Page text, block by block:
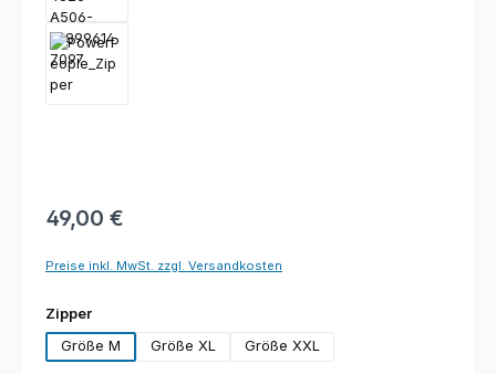
49,00 €
Preise inkl. MwSt. zzgl. Versandkosten
Zipperauswählen
Größe M
Größe XL Größe XXL